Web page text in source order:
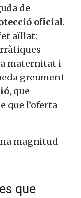
de
oficial.
aïllat:
maternitat i
greument
, que
que l’oferta
magnitud
que